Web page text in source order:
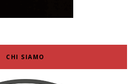
CHI SIAMO